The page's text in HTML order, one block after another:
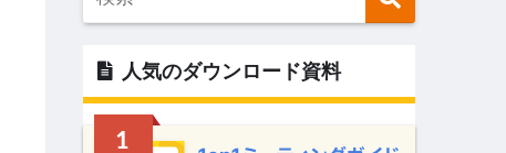
人気のダウンロード資料